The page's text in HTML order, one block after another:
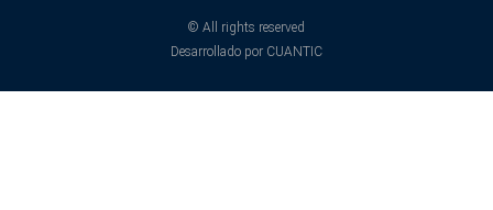
© All rights reserved
Desarrollado por CUANTIC